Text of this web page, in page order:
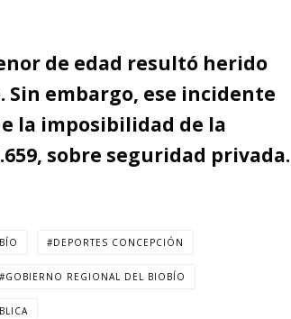
de edad resultó herido
embargo, ese incidente
la imposibilidad de la
sobre seguridad privada.
DEPORTES CONCEPCIÓN
GOBIERNO REGIONAL DEL BIOBÍO